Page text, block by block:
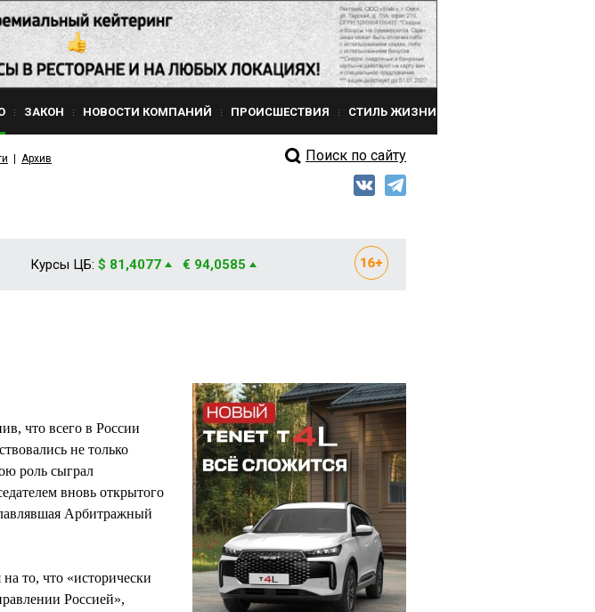
ЗАКОН НОВОСТИ КОМПАНИЙ ПРОИСШЕСТВИЯ СТИЛЬ ЖИЗНИ
Архив Поиск по сайту
Курсы ЦБ: $ 81,4077 € 94,0585
что всего в России
не только
роль сыграл
вновь открытого
Арбитражный
то, что «исторически
Россией»,